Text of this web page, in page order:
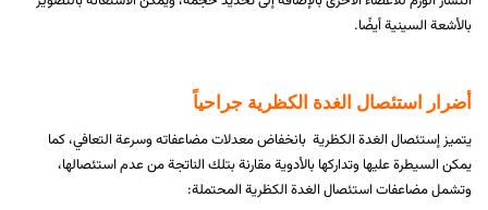
بالأشعة السينية أيضًا.
أضرار استئصال الغدة الكظرية جراحياً
يتميز إستئصال الغدة الكظرية بانخفاض معدلات مضاعفاته وسرعة التعافي، كما
يمكن السيطرة عليها وتداركها بالأدوية مقارنة بتلك الناتجة من عدم استئصالها،
وتشمل مضاعفات استئصال الغدة الكظرية المحتملة: